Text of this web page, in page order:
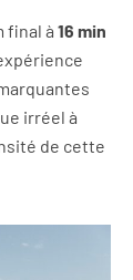
final à 16 min
irréel à
de cette